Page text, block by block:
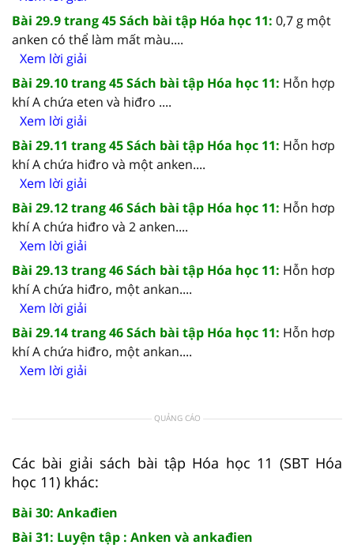
Bài 29.9 trang 45 Sách bài tập Hóa học 11: 0,7 g một
anken có thể làm mất màu....
Xem lời giải
Bài 29.10 trang 45 Sách bài tập Hóa học 11: Hỗn hợp
khí A chứa eten và hiđro ....
Xem lời giải
Bài 29.11 trang 45 Sách bài tập Hóa học 11: Hỗn hơp
khí A chứa hiđro và một anken....
Xem lời giải
Bài 29.12 trang 46 Sách bài tập Hóa học 11: Hỗn hơp
khí A chứa hiđro và 2 anken....
Xem lời giải
Bài 29.13 trang 46 Sách bài tập Hóa học 11: Hỗn hơp
khí A chứa hiđro, một ankan....
Xem lời giải
Bài 29.14 trang 46 Sách bài tập Hóa học 11: Hỗn hơp
khí A chứa hiđro, một ankan....
Xem lời giải
QUẢNG CÁO
Các bài giải sách bài tập Hóa học 11 (SBT Hóa
học 11) khác:
Bài 30: Ankađien
Bài 31: Luyện tập : Anken và ankađien